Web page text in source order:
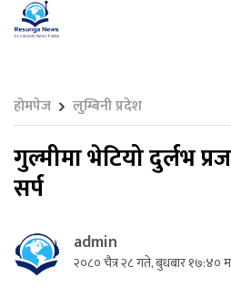
होमपेज लुम्बिनी प्रदेश
गुल्मीमा भेटियो दुर्लभ
सर्प
admin
२०८० चैत्र २८ गते, बुधबार १७:४०